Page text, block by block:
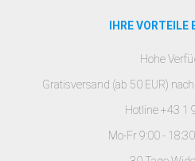
IHRE VORTEILE
Hohe
Gratisversand (ab 50 EUR)
Hotline +43 1
Mo-Fr 9:00 -